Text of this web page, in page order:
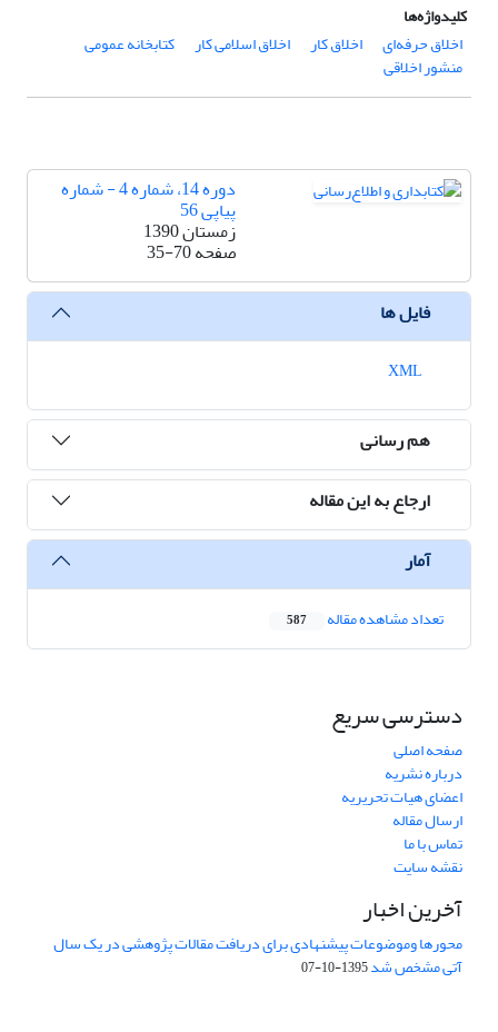
کلیدواژه‌ها
اخلاق حرفه‌ای
اخلاق کار اخلاق اسلامی کار کتابخانه عمومی
منشور اخلاقی
دوره 14، شماره 4 - شماره
پیاپی 56
زمستان 1390
صفحه35-70
فایل ها
هم رسانی
ارجاع به این مقاله
آمار
تعداد مشاهده مقاله 587
دسترسی سریع
صفحه اصلی
درباره نشریه
اعضای هیات تحریریه
ارسال مقاله
تماس با ما
نقشه سایت
آخرین اخبار
محورها وموضوعات پیشنهادی برای دریافت مقالات پژوهشی در یک سال
آتی مشخص شد1395-10-07